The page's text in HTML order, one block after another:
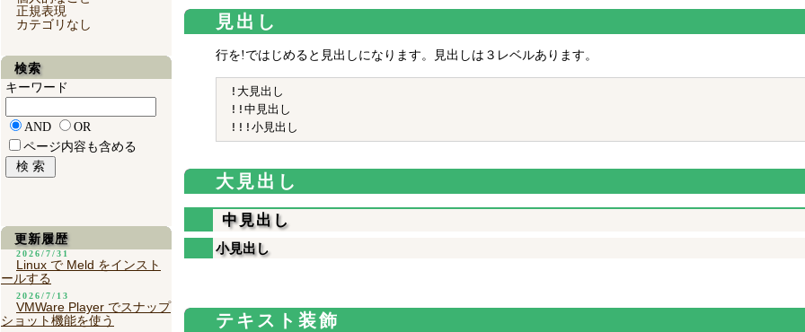
見出し
行を!ではじめると見出しになります。見出しは３レベルあります。
!大見出し
!!中見出し
大見出し
中見出し
小見出し
テキスト装飾
正規表現
カテゴリなし
検索
キーワード
AND
OR
ページ内容も含める
更新履歴
2026/7/31
Linux で Meld をインスト
ールする
2026/7/13
VMWare Player でスナップ
ショット機能を使う